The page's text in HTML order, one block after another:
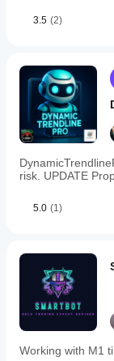
3.5 (2)
risk. UPDATE
5.0 (1)
Working with M1